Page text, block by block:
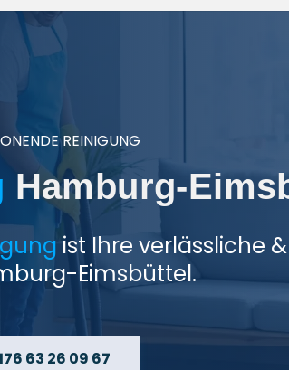
REINIGUNG
Hamburg-
ist Ihre verlässliche
Eimsbüttel.
63 26 09 67